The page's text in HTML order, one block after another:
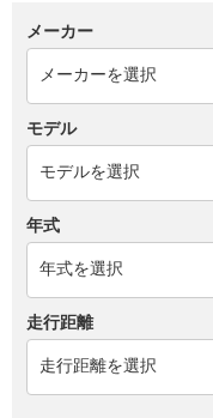
メーカー
モデル
年式
走行距離